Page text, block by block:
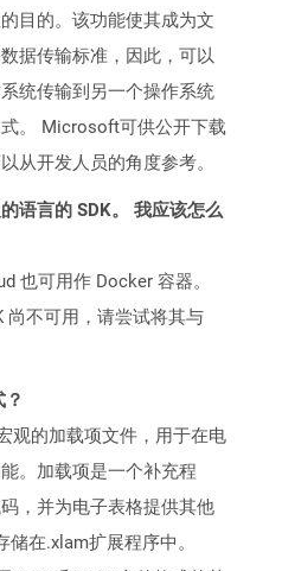
目的。该功能使其成为文
据传输标准，因此，可以
统传输到另一个操作系统
。 Microsoft可供公开下载
从开发人员的角度参考。
语言的 SDK。 我应该怎么
也可用作 Docker 容器。
尚不可用，请尝试将其与
观的加载项文件，用于在电
。加载项是一个补充程
，并为电子表格提供其他
在.xlam扩展程序中。